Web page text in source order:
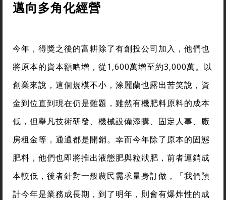
邁向多角化經營
今年，得獎之後的富耕除了有創投公司加入，他們也
將原本的資本額略增，從1,600萬增至約3,000萬。以
創業來說，這個規模不小，涂麗蘭也露出苦笑說，資
金到位直到現在仍是難題，雖然有機肥料原料的成本
低，但舉凡技術研發、機械設備添購、固定人事、廠
房租金等，通通都是開銷。幸而今年除了原本的固態
肥料，他們也即將推出液態肥與粒狀肥，前者運銷成
本較低，後者針對一般農民需求量身訂做，「我們預
計今年是業務成長期，到了明年，則會有爆炸性的成